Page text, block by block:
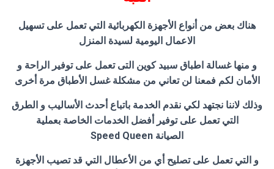
هناك بعض من أنواع الأجهزة الكهربائية التي تعمل على تسهيل
الاعمال اليومية لسيدة المنزل
و منها غسالة اطباق سبيد كوين التى تعمل على توفير الراحة و
الأمان لكم فمعنا لن تعاني من مشكلة غسل الأطباق مرة أخرى
وذلك لاننا نجتهد لكي نقدم الخدمة باتباع أحدث الأساليب و الطرق
التي تعمل على توفير أفضل الخدمات الخاصة بعملية
الصيانة Speed Queen
و التي تعمل على تصليح أي من الأعطال التي قد تصيب الأجهزة